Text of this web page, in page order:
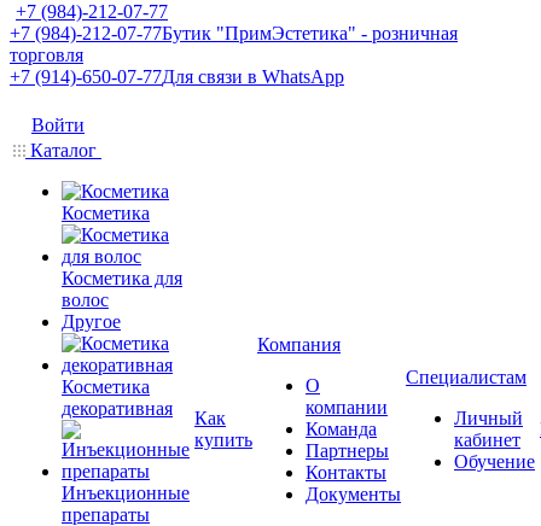
+7 (984)-212-07-77
+7 (984)-212-07-77Бутик "ПримЭстетика" - розничная
торговля
+7 (914)-650-07-77Для связи в WhatsApp
Войти
Каталог
Косметика
Косметика для
волос
Другое
Косметика
декоративная
Инъекционные
препараты
Как
купить
Компания
О
компании
Команда
Партнеры
Контакты
Документы
Специалистам
Личный
кабинет
Обучение